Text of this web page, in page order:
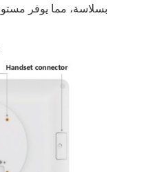
بسلاسة، مما يوفر